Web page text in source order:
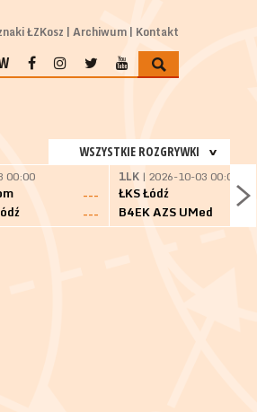
ŁZKosz Archiwum Kontakt
WSZYSTKIE ROZGRYWKI
00:00
---
---
1LK | 2026-10-03 00:00
ŁKS Łódź
B4EK AZS UMed